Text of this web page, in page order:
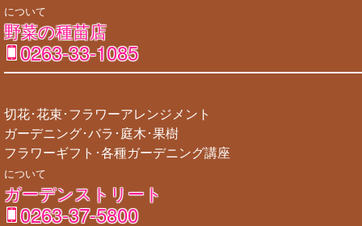
について
野菜の種苗店
0263-33-1085
切花･花束･フラワーアレンジメント
ガーデニング･バラ･庭木･果樹
フラワーギフト･各種ガーデニング講座
について
ガーデンストリート
0263-37-5800